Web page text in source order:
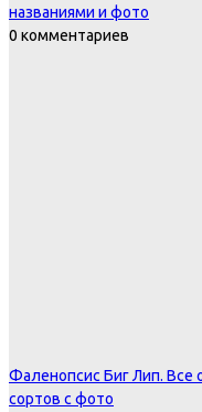
названиями и фото
0 комментариев
Фаленопсис Биг Лип. Все
сортов с фото